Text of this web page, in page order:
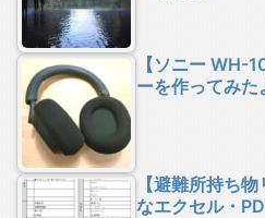
【ソニー WH-
ーを作ってみた
【避難所持ち
なエクセル・